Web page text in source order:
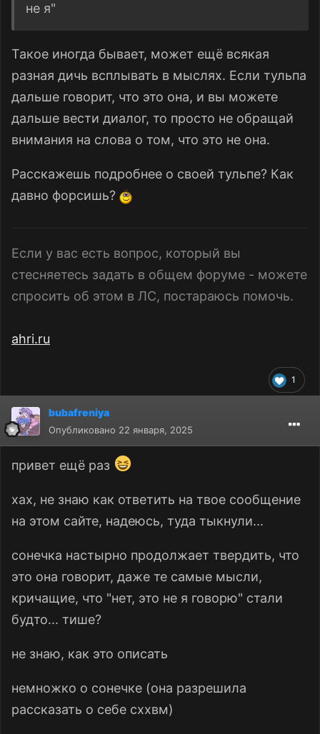
не я"
Такое иногда бывает, может ещё всякая
разная дичь всплывать в мыслях. Если тульпа
дальше говорит, что это она, и вы можете
дальше вести диалог, то просто не обращай
внимания на слова о том, что это не она.
Расскажешь подробнее о своей тульпе? Как
давно форсишь?
1
Если у вас есть вопрос, который вы
стесняетесь задать в общем форуме - можете
спросить об этом в ЛС, постараюсь помочь.
ahri.ru
bubafreniya
Опубликовано 22 января, 2025
привет ещё раз
хах, не знаю как ответить на твое сообщение
на этом сайте, надеюсь, туда тыкнули...
сонечка настырно продолжает твердить, что
это она говорит, даже те самые мысли,
кричащие, что "нет, это не я говорю" стали
будто... тише?
не знаю, как это описать
немножко о сонечке (она разрешила
рассказать о себе сххвм)